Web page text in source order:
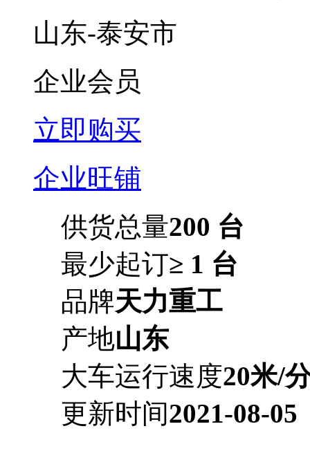
山东-泰安市
企业会员
立即购买
企业旺铺
供货总量200 台
最少起订≥ 1 台
品牌天力重工
产地山东
大车运行速度20米/
更新时间2021-08-05